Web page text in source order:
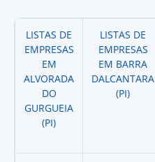
LISTAS DE
EMPRESAS
EM
ALVORADA
DO
GURGUEIA
(PI)
LISTAS DE
EMPRESAS
EM BARRA
DALCANTARA
(PI)